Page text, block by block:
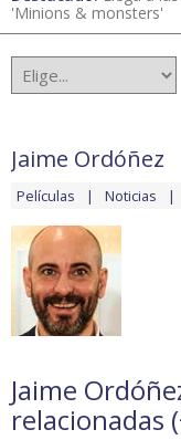
'Minions & monsters'
Jaime Ordóñez
Películas Noticias
Jaime
relacionadas (